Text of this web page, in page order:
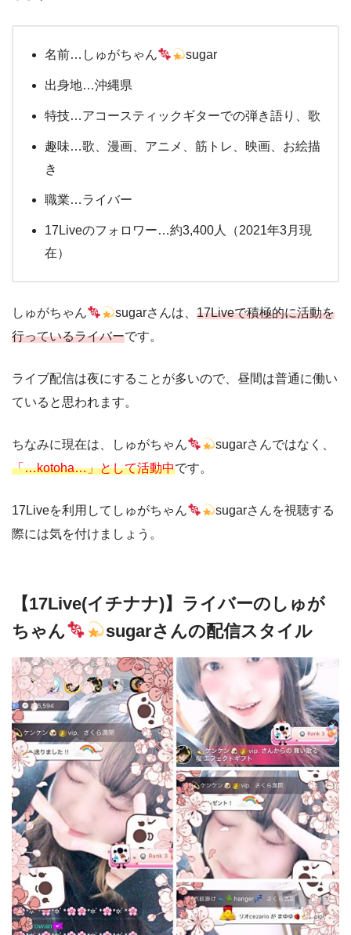
名前…しゅがちゃん sugar
出身地…沖縄県
特技…アコースティックギターでの弾き語り、歌
趣味…歌、漫画、アニメ、筋トレ、映画、お絵描
き
職業…ライバー
17Liveのフォロワー…約3,400人（2021年3月現
在）
しゅがちゃん sugarさんは、17Liveで積極的に活動を
行っているライバーです。
ライブ配信は夜にすることが多いので、昼間は普通に働い
ていると思われます。
ちなみに現在は、しゅがちゃん
sugarさんではなく、
「…kotoha…」として活動中です。
17Liveを利用してしゅがちゃん
sugarさんを視聴する
際には気を付けましょう。
【17Live(イチナナ)】ライバーのしゅが
ちゃん
sugarさんの配信スタイル